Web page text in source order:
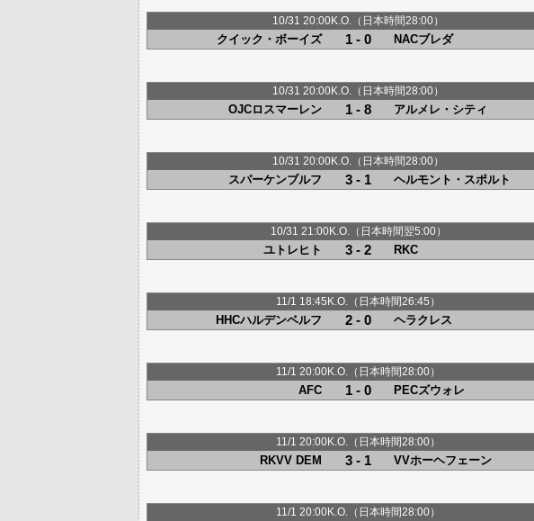
10/31 20:00K.O.（日本時間28:00）
クイック・ボーイズ 1 - 0 NACブレダ
10/31 20:00K.O.（日本時間28:00）
OJCロスマーレン 1 - 8 アルメレ・シティ
10/31 20:00K.O.（日本時間28:00）
スパーケンブルフ 3 - 1 ヘルモント・スポルト
10/31 21:00K.O.（日本時間翌5:00）
ユトレヒト 3 - 2 RKC
11/1 18:45K.O.（日本時間26:45）
HHCハルデンベルフ 2 - 0 ヘラクレス
11/1 20:00K.O.（日本時間28:00）
AFC 1 - 0 PECズウォレ
11/1 20:00K.O.（日本時間28:00）
RKVV DEM 3 - 1 VVホーヘフェーン
11/1 20:00K.O.（日本時間28:00）